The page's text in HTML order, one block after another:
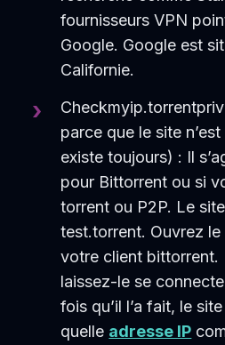
fournisseurs VPN
Google. Google est
Californie.
parce que le site
existe toujours) : Il
pour Bittorrent ou si
torrent ou P2P. Le
test.torrent. Ouvrez
votre client bittorrent.
laissez-le se
fois qu’il l’a fait, le
quelle adresse IP